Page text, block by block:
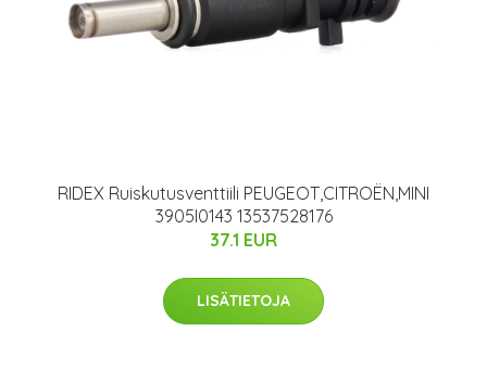
RIDEX Ruiskutusventtiili PEUGEOT,CITROËN,MINI
3905I0143 13537528176
37.1 EUR
LISÄTIETOJA